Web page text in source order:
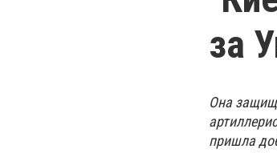
за
Она
пришла